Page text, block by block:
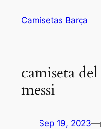
Camisetas Barça
camiseta
messi
Sep 19, 2023—